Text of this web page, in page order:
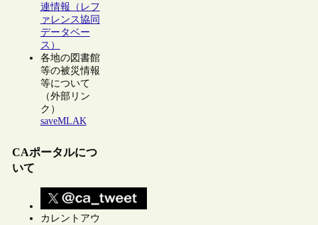
連情報（レフ
ァレンス協同
データベー
ス）
各地の図書館
等の被災情報
等について
（外部リン
ク）
saveMLAK
CAポータルにつ
いて
カレントアウ